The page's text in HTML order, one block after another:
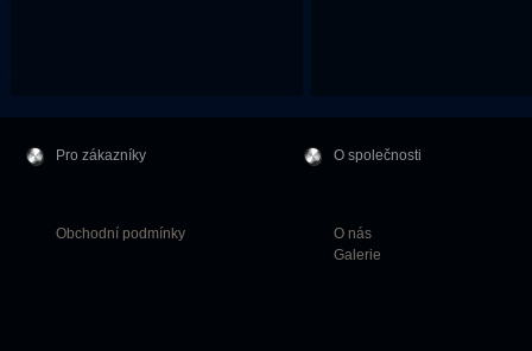
Pro zákazníky
Obchodní podmínky
O společnosti
O nás
Galerie